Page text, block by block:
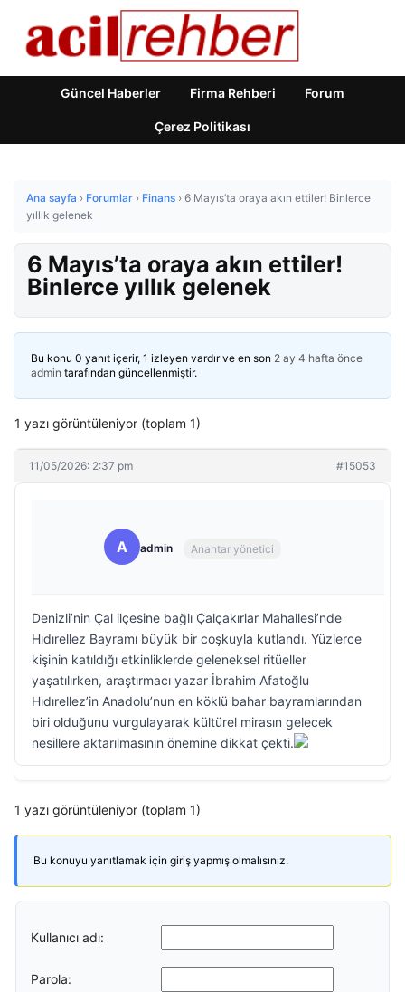
Güncel Haberler Firma Rehberi Forum
Çerez Politikası
Ana sayfa › Forumlar › Finans › 6 Mayıs’ta oraya akın ettiler! Binlerce
yıllık gelenek
6 Mayıs’ta oraya akın ettiler!
Binlerce yıllık gelenek
Bu konu 0 yanıt içerir, 1 izleyen vardır ve en son 2 ay 4 hafta önce
admin tarafından güncellenmiştir.
1 yazı görüntüleniyor (toplam 1)
11/05/2026: 2:37 pm #15053
A admin Anahtar yönetici
Denizli’nin Çal ilçesine bağlı Çalçakırlar Mahallesi’nde
Hıdırellez Bayramı büyük bir coşkuyla kutlandı. Yüzlerce
kişinin katıldığı etkinliklerde geleneksel ritüeller
yaşatılırken, araştırmacı yazar İbrahim Afatoğlu
Hıdırellez’in Anadolu’nun en köklü bahar bayramlarından
biri olduğunu vurgulayarak kültürel mirasın gelecek
nesillere aktarılmasının önemine dikkat çekti.
1 yazı görüntüleniyor (toplam 1)
Bu konuyu yanıtlamak için giriş yapmış olmalısınız.
Kullanıcı adı:
Parola: